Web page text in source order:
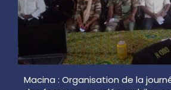
Macina : Organisation de la